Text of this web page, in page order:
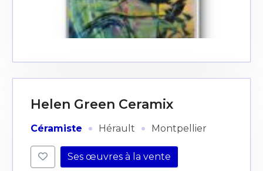
Helen Green Ceramix
Céramiste · Hérault · Montpellier
Ses œuvres à la vente